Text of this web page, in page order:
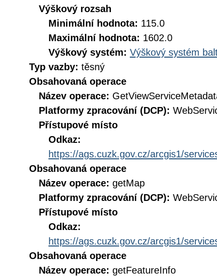
Výškový rozsah
Minimální hodnota: 115.0
Maximální hodnota: 1602.0
Výškový systém: Výškový systém
Typ vazby: těsný
Obsahovaná operace
Název operace:
Platformy zpracování (DCP):
Přístupové místo
Odkaz:
https://ags.cuzk.gov.cz/arcgis1/
Obsahovaná operace
Název operace: getMap
Platformy zpracování (DCP):
Přístupové místo
Odkaz:
https://ags.cuzk.gov.cz/arcgis1/
Obsahovaná operace
Název operace: getFeatureInfo